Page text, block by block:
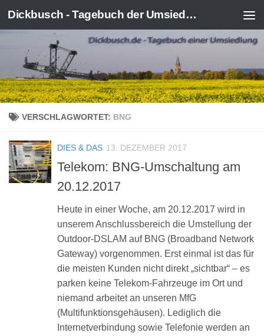
Zum Inhalt springen Dickbusch - Tagebuch der Umsiedlung von Kerpen-Manheim
VERSCHLAGWORTET: BNG
DIES & DAS 13. DEZEMBER 2017
Telekom: BNG-Umschaltung am
20.12.2017
Heute in einer Woche, am 20.12.2017 wird in
unserem Anschlussbereich die Umstellung der
Outdoor-DSLAM auf BNG (Broadband Network
Gateway) vorgenommen. Erst einmal ist das für
die meisten Kunden nicht direkt „sichtbar“ – es
parken keine Telekom-Fahrzeuge im Ort und
niemand arbeitet an unseren MfG
(Multifunktionsgehäusen). Lediglich die
Internetverbindung sowie Telefonie werden an